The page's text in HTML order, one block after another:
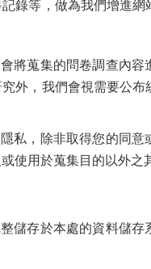
錄等，做為我們增進網
將蒐集的問卷調查內
外，我們會視需要公
私，除非取得您的同
使用於蒐集目的以外之
儲存於本處的資料儲